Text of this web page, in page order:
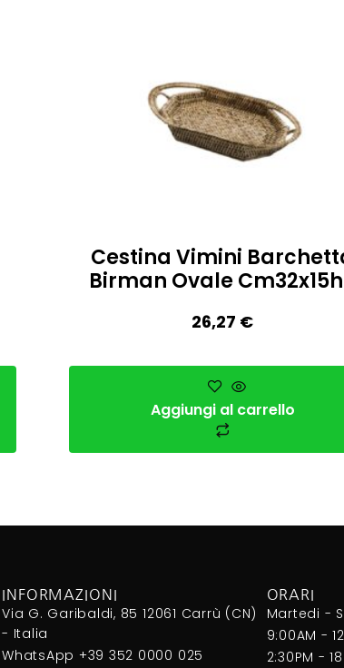
Cestina Vimini
Birman Ovale
26,27 €
Aggiungi al carrello
INFORMAZIONI
Via G. Garibaldi, 85 12061 Carrù (CN)
- Italia
WhatsApp +39 352 0000 025
ORARI
Martedi -
9:00AM -
2:30PM -